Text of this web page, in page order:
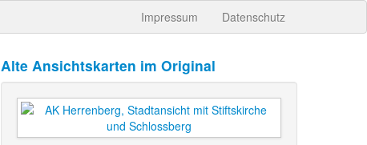
Impressum Datenschutz
Alte Ansichtskarten im Original